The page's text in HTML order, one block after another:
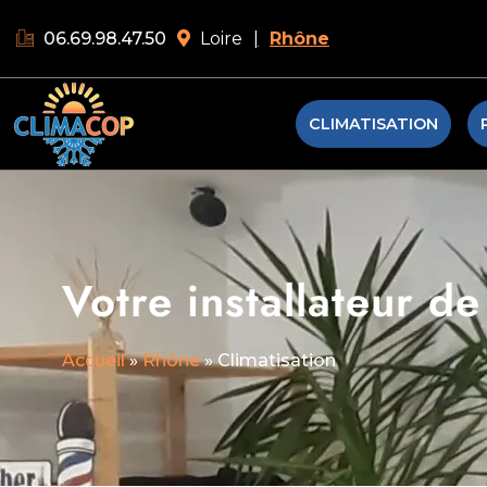
06.69.98.47.50 Loire Rhône
CLIMATISATION
Votre installateur
Accueil»Rhône»Climatisation